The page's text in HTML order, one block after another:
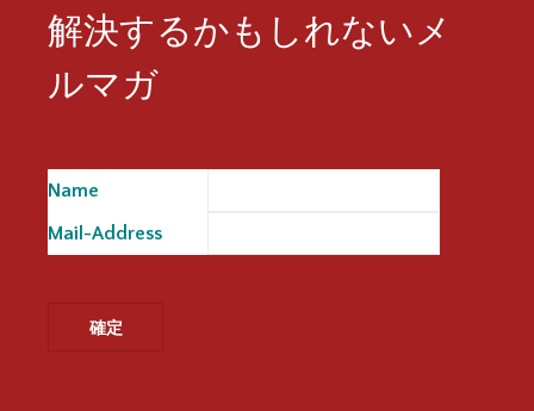
解決するかもしれないメ
ルマガ
Name
Mail-Address